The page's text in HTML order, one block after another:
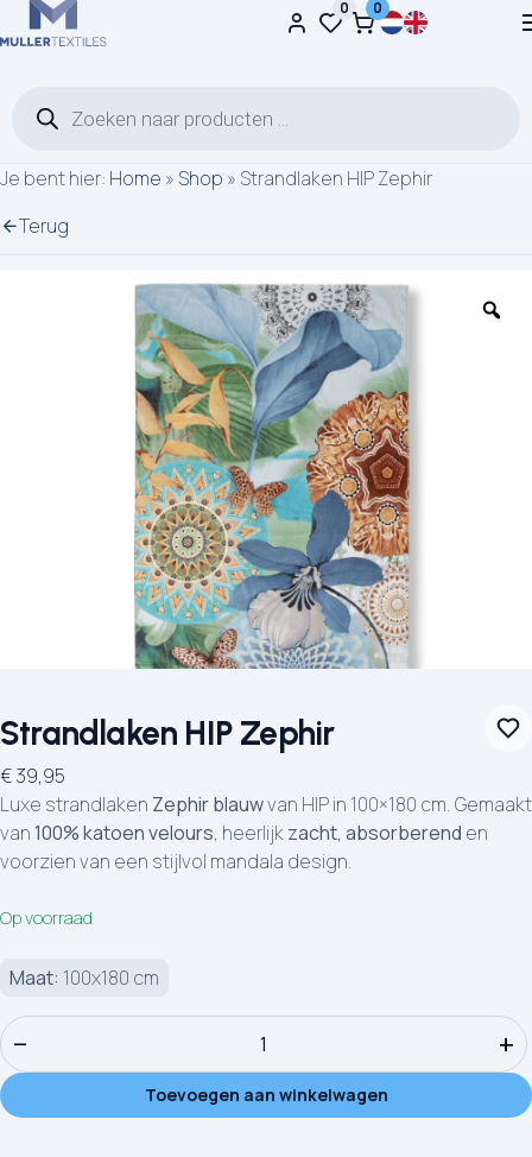
Ga naar de inhoud 0 0
Je bent hier: Home » Shop » Strandlaken HIP Zephir
Terug
Strandlaken HIP Zephir
€39,95
Luxe strandlaken Zephir blauwvan HIP in 100×180 cm. Gemaakt
van100% katoen velours, heerlijkzacht, absorberend en
voorzien van een stijlvol mandala design.
Op voorraad
Maat: 100x180 cm
Strandlaken HIP Zephir aantal
− +
Toevoegen aan winkelwagen